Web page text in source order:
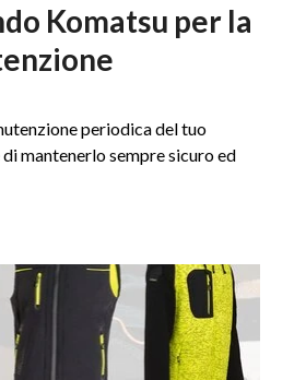
Komatsu per la
periodica del tuo
mantenerlo sempre sicuro ed